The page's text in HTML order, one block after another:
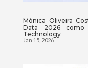
Mónica Oliveira
Data 2026 como
Technology
Jan 15, 2026